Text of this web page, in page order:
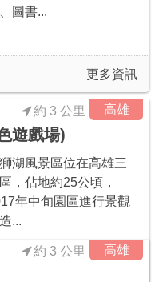
圖書...
更多資訊
高雄
遊戲場)
約 3 公里
湖風景區位在高雄三
，佔地約25公頃，
年中旬園區進行景觀
...
高雄
約 3 公里